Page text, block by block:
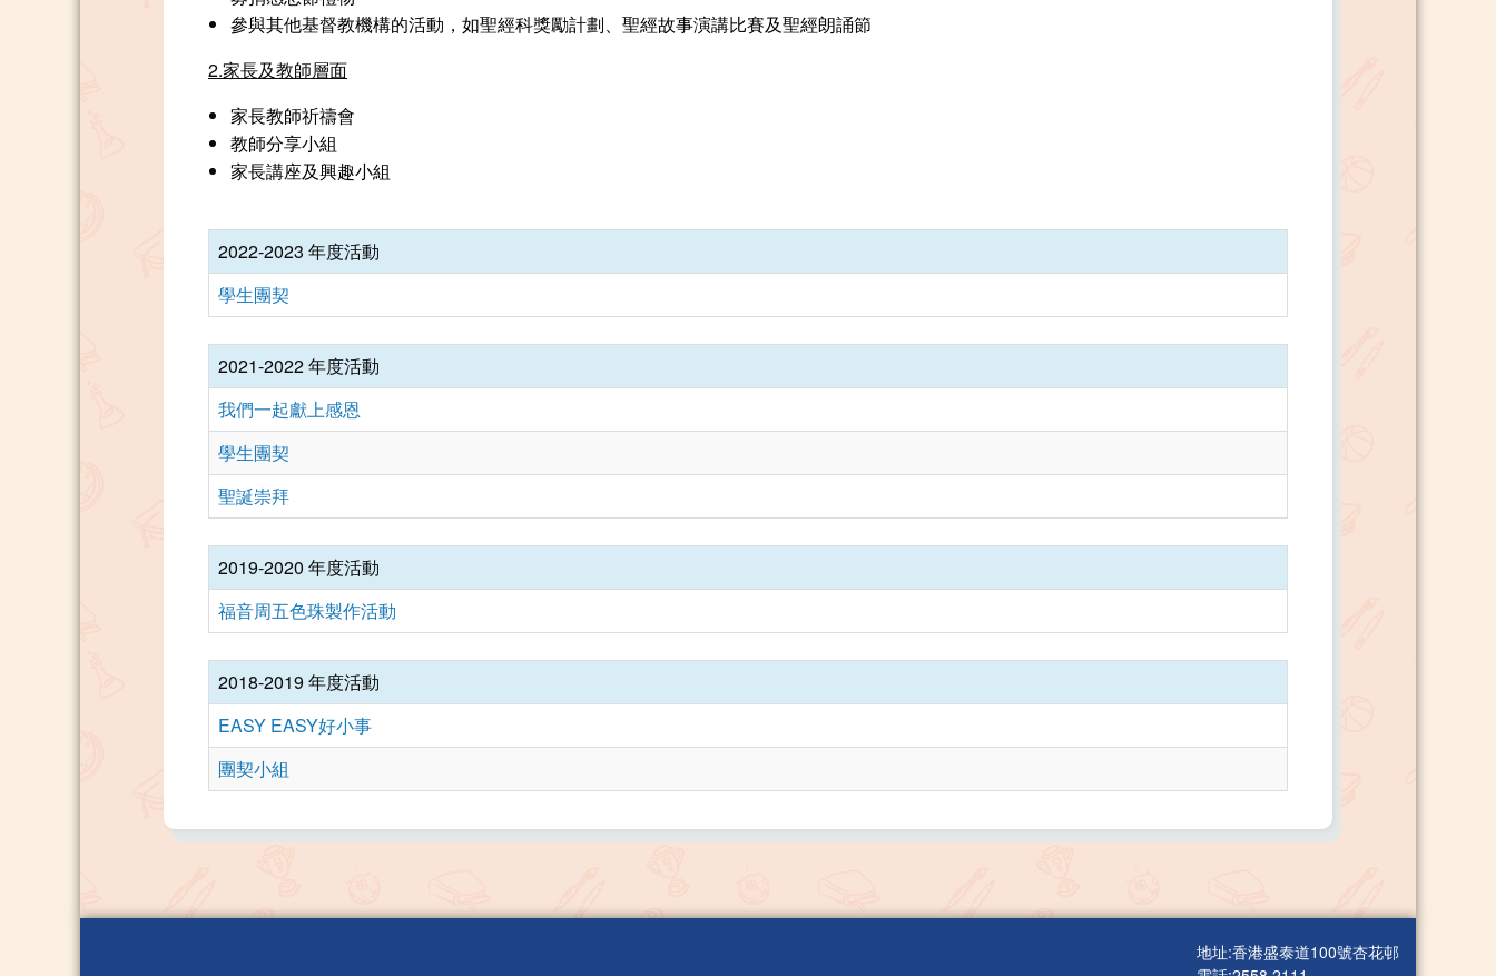
參與其他基督教機構的活動，如聖經科獎勵計劃、 聖經故事演講比賽及聖經朗誦節
2.家長及教師層面
家長教師祈禱會
教師分享小組
家長講座及興趣小組
2022-2023 年度活動
學生團契
2021-2022 年度活動
我們一起獻上感恩
學生團契
聖誕崇拜
2019-2020 年度活動
福音周五色珠製作活動
2018-2019 年度活動
EASY EASY好小事
團契小組
地址:香港盛泰道100號杏花邨